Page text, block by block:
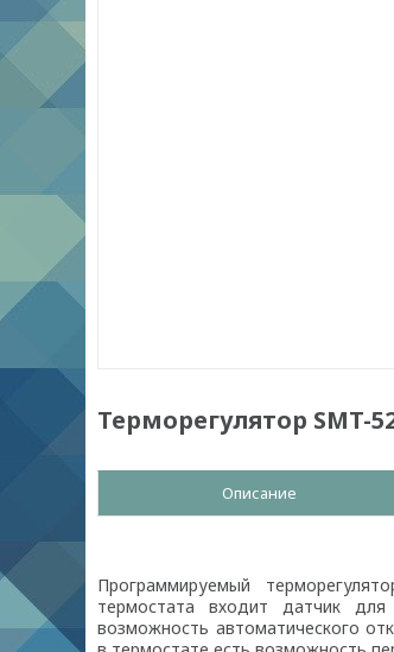
Терморегулятор SMT-
Описание
Программируемый
термостата входит датчик для
возможность автоматического